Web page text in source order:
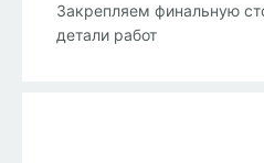
Закрепляем финальную
детали работ